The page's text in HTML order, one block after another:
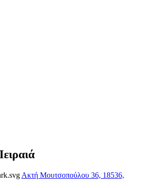
Ακτή Μουτσοπούλου 36, 18536,